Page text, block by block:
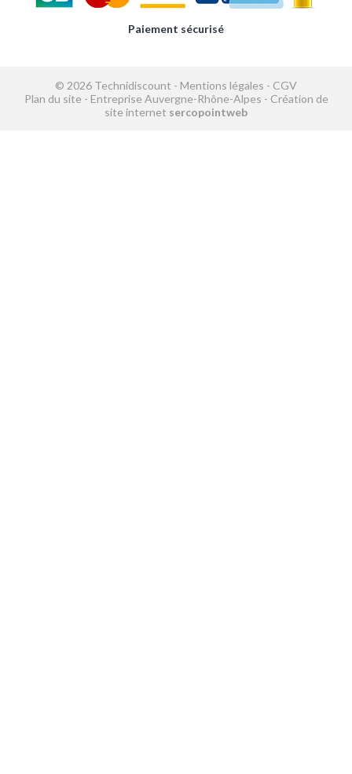
Paiement sécurisé
© 2026 Technidiscount - Mentions légales - CGV
Plan du site - Entreprise Auvergne-Rhône-Alpes - Création de
site internet sercopointweb